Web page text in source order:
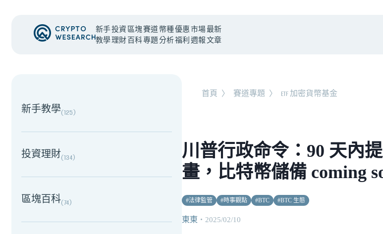
新手
教學
投資
理財
區塊
百科
賽道
專題
幣種
分析
優惠
福利
市場
週報
最新
文章
NEW EVENT
新手教學(125)
投資理財(134)
區塊百科(74)
首頁 〉 賽道專題 〉 ETF 加密貨幣基金
川普行政命令：90 天內
畫，比特幣儲備 coming
#法律監管 #時事觀點 #BTC #BTC 生態
東東 ・ 2025/02/10